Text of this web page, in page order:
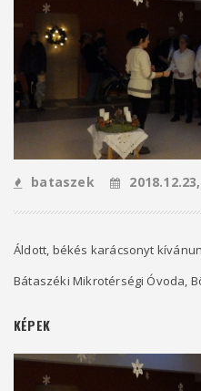
bataszek
Áldott, békés karácsonyt
Bátaszéki Mikrotérségi Óvoda,
KÉPEK